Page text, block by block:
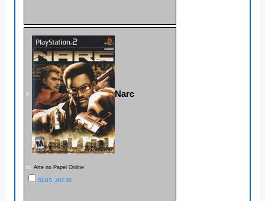
Narc
by Arte no Papel Online
SLUS_207.30